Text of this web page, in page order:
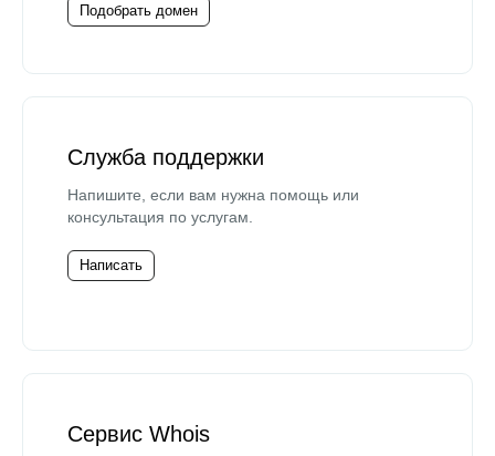
Подобрать домен
Служба поддержки
Напишите, если вам нужна помощь или
консультация по услугам.
Написать
Сервис Whois